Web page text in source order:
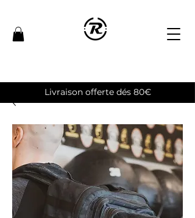
Livraison offerte dés 80€